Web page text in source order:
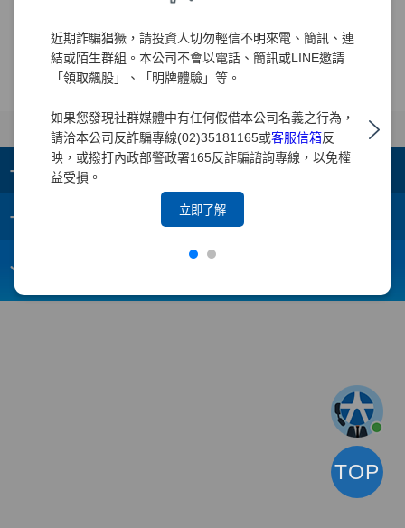
近期詐騙猖獗，請投資人切勿輕信不明來電、簡訊、連
結或陌生群組。本公司不會以電話、簡訊或LINE邀請
「領取飆股」、「明牌體驗」等。
如果您發現社群媒體中有任何假借本公司名義之行為，
請洽本公司反詐騙專線(02)35181165或客服信箱反
映，或撥打內政部警政署165反詐騙諮詢專線，以免權
益受損。
立即了解
+ 集團成員
+
webmaster@yuanta.com
TOP